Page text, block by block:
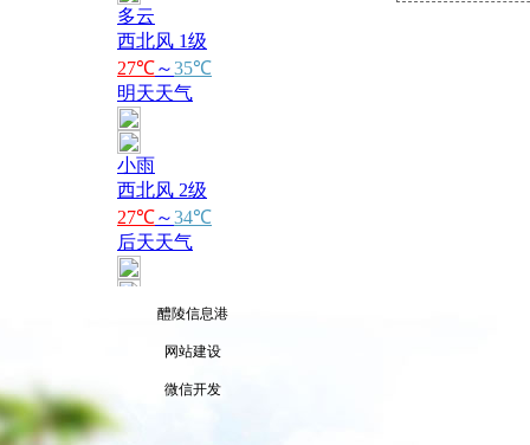
醴陵信息港
网站建设
微信开发